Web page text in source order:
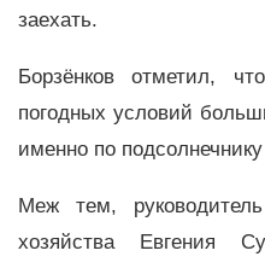
заехать.
Борзёнков отметил,
погодных условий
именно по
Меж тем, руководитель
хозяйства Евгения